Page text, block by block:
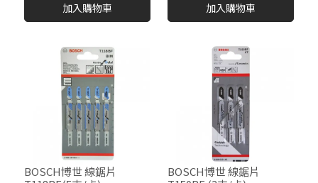
加入購物車 加入購物車
BOSCH博世 線鋸片
BOSCH博世 線鋸片